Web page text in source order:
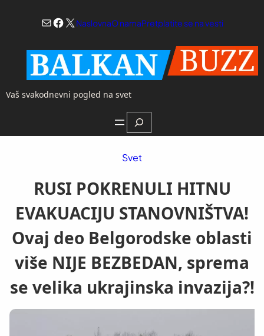
Mail
Facebook
X NaslovnaO namaPretplatite se na vesti
Vaš svakodnevni pogled na svet
Search
Svet
RUSI POKRENULI HITNU
EVAKUACIJU STANOVNIŠTVA!
Ovaj deo Belgorodske oblasti
više NIJE BEZBEDAN, sprema
se velika ukrajinska invazija?!